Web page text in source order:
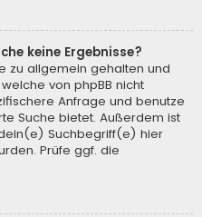
keine Ergebnisse?
zu allgemein gehalten und
von phpBB nicht
Anfrage und benutze
Suche bietet. Außerdem ist
Suchbegriff(e) hier
Prüfe ggf. die